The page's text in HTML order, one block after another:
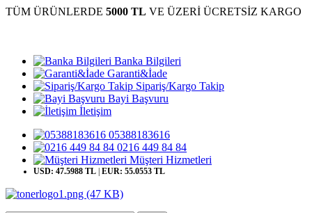
TÜM ÜRÜNLERDE 5000 TL VE ÜZERİ ÜCRETSİZ KARGO
Banka Bilgileri
Garanti&İade
Sipariş/Kargo Takip
Bayi Başvuru
İletişim
05388183616
0216 449 84 84
Müşteri Hizmetleri
USD: 47.5988 TL EUR: 55.0553 TL